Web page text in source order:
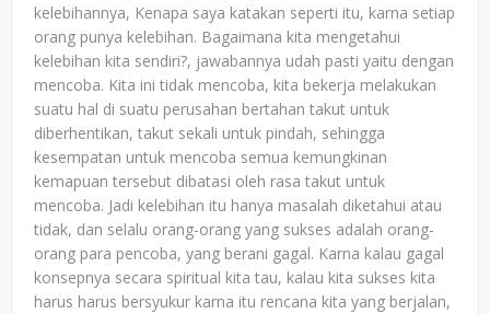
kelebihannya, Kenapa saya katakan seperti itu, karna setiap
orang punya kelebihan. Bagaimana kita mengetahui
kelebihan kita sendiri?, jawabannya udah pasti yaitu dengan
mencoba. Kita ini tidak mencoba, kita bekerja melakukan
suatu hal di suatu perusahan bertahan takut untuk
diberhentikan, takut sekali untuk pindah, sehingga
kesempatan untuk mencoba semua kemungkinan
kemapuan tersebut dibatasi oleh rasa takut untuk
mencoba. Jadi kelebihan itu hanya masalah diketahui atau
tidak, dan selalu orang-orang yang sukses adalah orang-
orang para pencoba, yang berani gagal. Karna kalau gagal
konsepnya secara spiritual kita tau, kalau kita sukses kita
harus harus bersyukur karna itu rencana kita yang berjalan,